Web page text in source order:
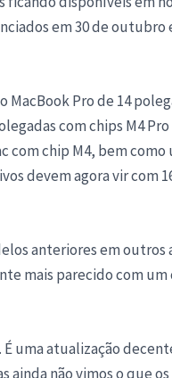
em 30 de
Pro de 14
com chips M4 Pro
chip M4, bem como
devem agora vir com
anteriores em outros
mais parecido com
uma atualização
não vimos o que os